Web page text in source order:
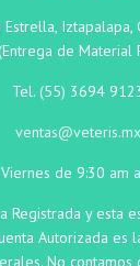
Estrella, Iztapalapa,
de Material
Tel. (55) 3694
ventas@veteris.mx
de 9:30 am
Registrada y esta
Autorizada es